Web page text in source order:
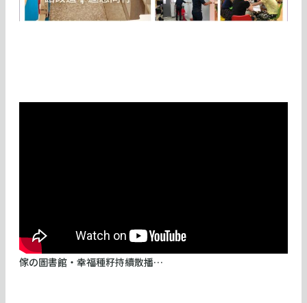
傢の圖書館・幸福種籽持續散播…